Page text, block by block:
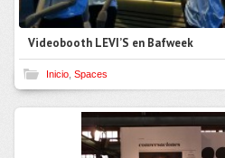
Videobooth LEVI’S en Bafweek
Inicio, Spaces